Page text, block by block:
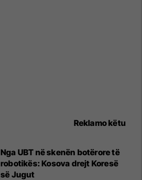
Reklamo këtu
Nga UBT në skenën botërore të
robotikës: Kosova drejt Koresë
së Jugut